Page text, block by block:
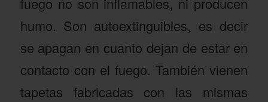
humo. Son autoextinguibles, es decir
se apagan en cuanto dejan de estar en
contacto con el fuego. También vienen
tapetas fabricadas con las mismas